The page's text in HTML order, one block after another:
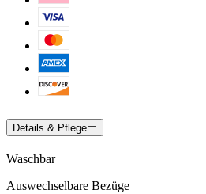
Details & Pflege
Waschbar
Auswechselbare Bezüge